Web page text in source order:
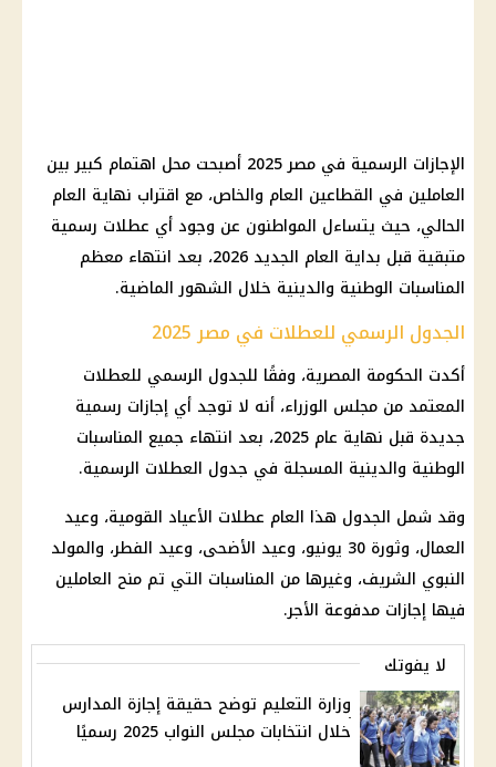
الإجازات الرسمية في مصر 2025 أصبحت محل اهتمام كبير بين
العاملين في القطاعين العام والخاص، مع اقتراب نهاية العام
الحالي، حيث يتساءل المواطنون عن وجود أي عطلات رسمية
متبقية قبل بداية العام الجديد 2026، بعد انتهاء معظم
المناسبات الوطنية والدينية خلال الشهور الماضية.
الجدول الرسمي للعطلات في مصر 2025
أكدت الحكومة المصرية، وفقًا للجدول الرسمي للعطلات
المعتمد من مجلس الوزراء، أنه لا توجد أي إجازات رسمية
جديدة قبل نهاية عام 2025، بعد انتهاء جميع المناسبات
الوطنية والدينية المسجلة في جدول العطلات الرسمية.
وقد شمل الجدول هذا العام عطلات الأعياد القومية، وعيد
العمال، وثورة 30 يونيو، وعيد الأضحى، وعيد الفطر، والمولد
النبوي الشريف، وغيرها من المناسبات التي تم منح العاملين
فيها إجازات مدفوعة الأجر.
لا يفوتك
وزارة التعليم توضح حقيقة إجازة المدارس
خلال انتخابات مجلس النواب 2025 رسميًا